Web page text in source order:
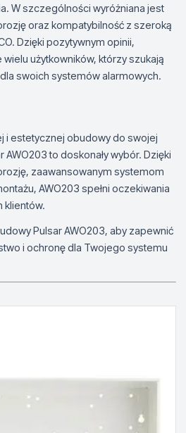
W szczególności wyróżniana jest
oraz kompatybilność z szeroką
Dzięki pozytywnym opinii,
wielu użytkowników, którzy szukają
swoich systemów alarmowych.
i estetycznej obudowy do swojej
to doskonały wybór. Dzięki
zaawansowanym systemom
AWO203 spełni oczekiwania
klientów.
Pulsar AWO203, aby zapewnić
i ochronę dla Twojego systemu